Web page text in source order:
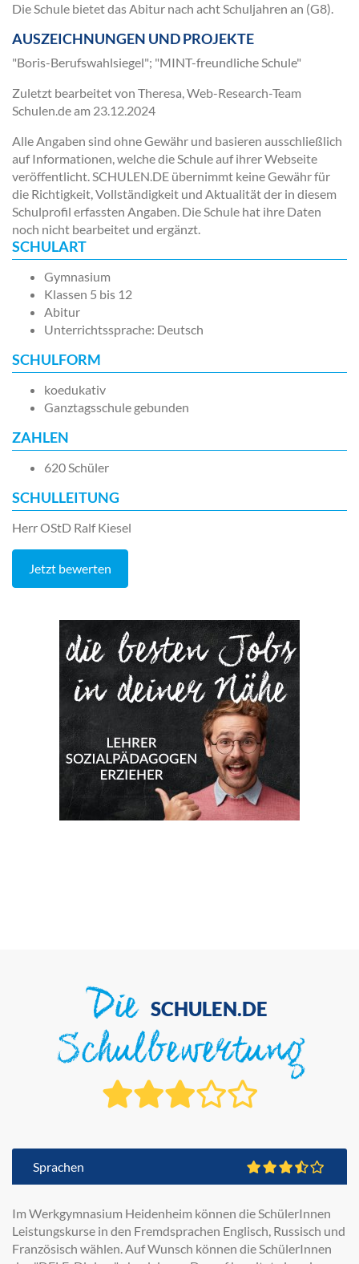
Die Schule bietet das Abitur nach acht Schuljahren an (G8).
AUSZEICHNUNGEN UND PROJEKTE
"Boris-Berufswahlsiegel"; "MINT-freundliche Schule"
Zuletzt bearbeitet von Theresa, Web-Research-Team
Schulen.de am 23.12.2024
Alle Angaben sind ohne Gewähr und basieren ausschließlich
auf Informationen, welche die Schule auf ihrer Webseite
veröffentlicht. SCHULEN.DE übernimmt keine Gewähr für
die Richtigkeit, Vollständigkeit und Aktualität der in diesem
Schulprofil erfassten Angaben. Die Schule hat ihre Daten
noch nicht bearbeitet und ergänzt.
SCHULART
Gymnasium
Klassen 5 bis 12
Abitur
Unterrichtssprache: Deutsch
SCHULFORM
koedukativ
Ganztagsschule gebunden
ZAHLEN
620 Schüler
SCHULLEITUNG
Herr OStD Ralf Kiesel
Jetzt bewerten
Die SCHULEN.DE
Schulbewertung
Sprachen
Im Werkgymnasium Heidenheim können die SchülerInnen
Leistungskurse in den Fremdsprachen Englisch, Russisch und
Französisch wählen. Auf Wunsch können die SchülerInnen